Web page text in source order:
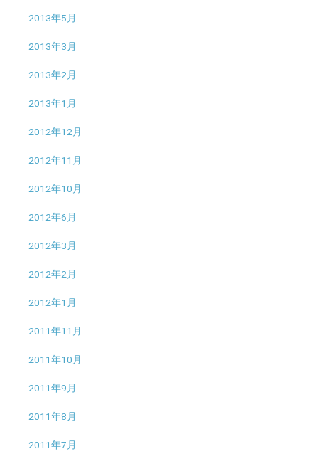
2013年5月
2013年3月
2013年2月
2013年1月
2012年12月
2012年11月
2012年10月
2012年6月
2012年3月
2012年2月
2012年1月
2011年11月
2011年10月
2011年9月
2011年8月
2011年7月